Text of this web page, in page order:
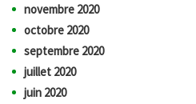
novembre 2020
octobre 2020
septembre 2020
juillet 2020
juin 2020